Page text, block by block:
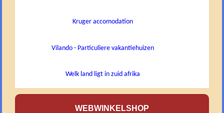
Kruger accomodation
Vilando - Particuliere vakantiehuizen
Welk land ligt in zuid afrika
WEBWINKELSHOP